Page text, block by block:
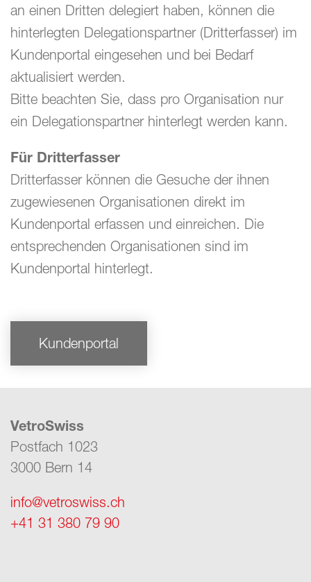
an einen Dritten delegiert haben, können die
hinterlegten Delegationspartner (Dritterfasser) im
Kundenportal eingesehen und bei Bedarf
aktualisiert werden.
Bitte beachten Sie, dass pro Organisation nur
ein Delegationspartner hinterlegt werden kann.
Für Dritterfasser
Dritterfasser können die Gesuche der ihnen
zugewiesenen Organisationen direkt im
Kundenportal erfassen und einreichen. Die
entsprechenden Organisationen sind im
Kundenportal hinterlegt.
Kundenportal
VetroSwiss
Postfach 1023
3000 Bern 14
info@vetroswiss.ch
+41 31 380 79 90